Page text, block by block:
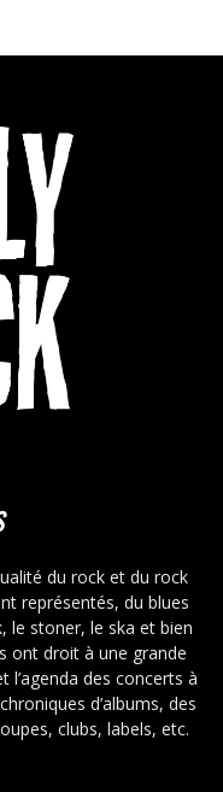
du rock et du rock
représentés, du blues
le stoner, le ska et bien
ont droit à une grande
l’agenda des concerts à
d’albums, des
clubs, labels, etc.